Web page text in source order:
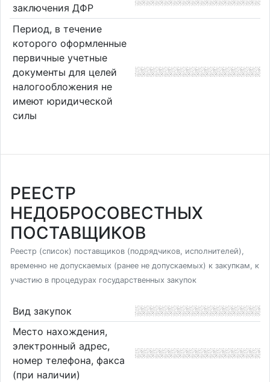
заключения ДФР
Период, в течение
которого оформленные
первичные учетные
документы для целей
налогообложения не
имеют юридической
силы
РЕЕСТР
НЕДОБРОСОВЕСТНЫХ
ПОСТАВЩИКОВ
Реестр (список) поставщиков (подрядчиков, исполнителей),
временно не допускаемых (ранее не допускаемых) к закупкам, к
участию в процедурах государственных закупок
Вид закупок
Место нахождения,
электронный адрес,
номер телефона, факса
(при наличии)